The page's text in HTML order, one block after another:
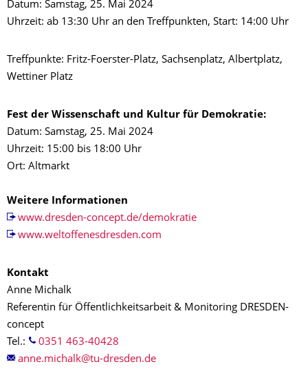
Datum: Samstag, 25. Mai 2024
Uhrzeit: ab 13:30 Uhr an den Treffpunkten, Start: 14:00 Uhr
Treffpunkte: Fritz-Foerster-Platz, Sachsenplatz, Albertplatz,
Wettiner Platz
Fest der Wissenschaft und Kultur für Demokratie:
Datum: Samstag, 25. Mai 2024
Uhrzeit: 15:00 bis 18:00 Uhr
Ort: Altmarkt
Weitere Informationen
www.dresden-concept.de/demokratie
www.weltoffenesdresden.com
Kontakt
Anne Michalk
Referentin für Öffentlichkeitsarbeit & Monitoring DRESDEN-
concept
Tel.:
0351 463-40428